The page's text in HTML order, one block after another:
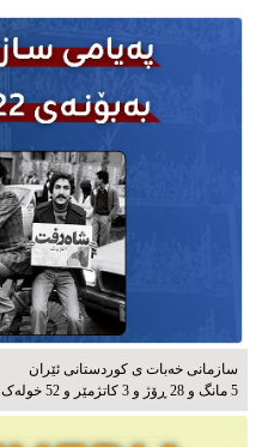
سازمانی خەبات ی كوردستانی ئێران
5 مانگ و 28 ڕۆژ و 3 کاتژمێر و 52 خوله‌ک له‌مه‌وپێش‌